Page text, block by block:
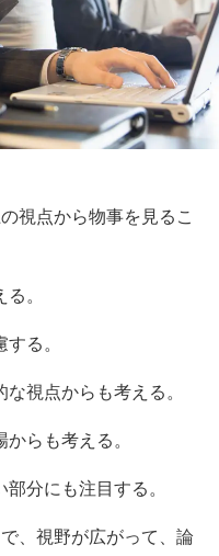
視点から物事を見るこ
。
る。
視点からも考える。
らも考える。
分にも注目する。
、視野が広がって、論